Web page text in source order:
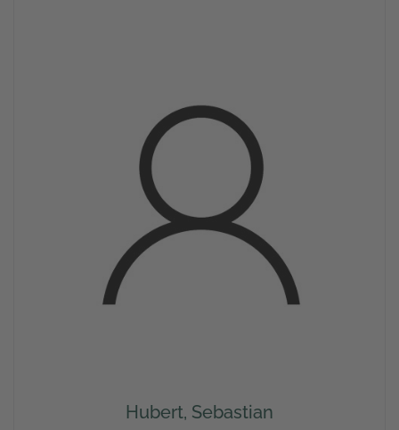
Hubert, Sebastian